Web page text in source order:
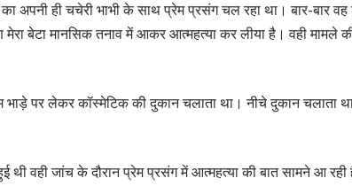
अपनी ही चचेरी भाभी के साथ प्रेम प्रसंग चल रहा था। बार-बार
बेटा मानसिक तनाव में आकर आत्महत्या कर लीया है। वही मामले की
भाड़े पर लेकर कॉस्मेटिक की दुकान चलाता था। नीचे दुकान चलाता
थी वही जांच के दौरान प्रेम प्रसंग में आत्महत्या की बात सामने आ